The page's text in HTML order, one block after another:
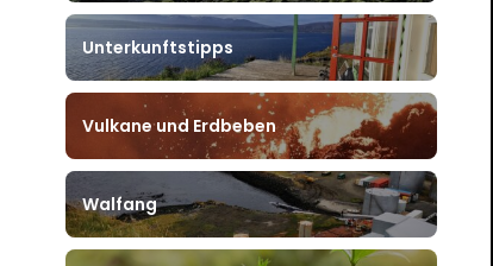
Unterkunftstipps
Vulkane und Erdbeben
Walfang